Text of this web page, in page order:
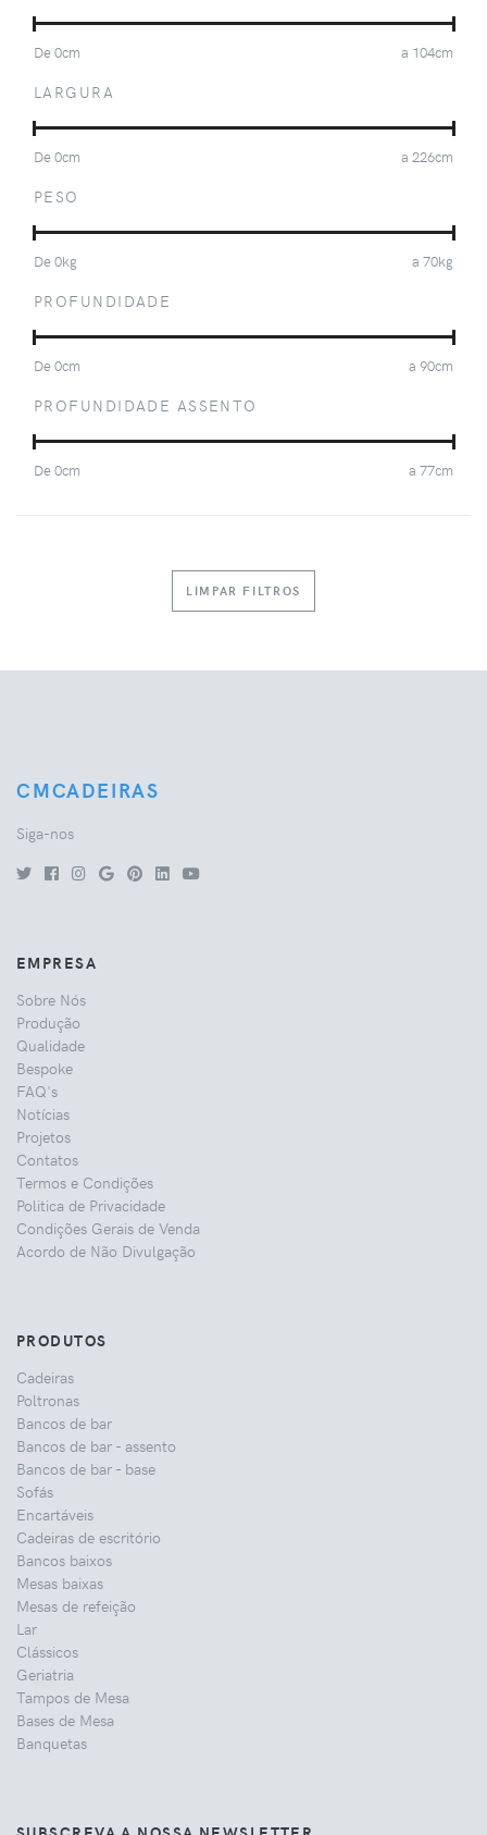
De0cm a 104cm
LARGURA
De0cm a 226cm
PESO
De0kg a 70kg
PROFUNDIDADE
De0cm a 90cm
PROFUNDIDADE ASSENTO
De0cm a 77cm
LIMPAR FILTROS
CMCADEIRAS
Siga-nos
EMPRESA
Sobre Nós
Produção
Qualidade
Bespoke
FAQ's
Notícias
Projetos
Contatos
Termos e Condições
Politica de Privacidade
Condições Gerais de Venda
Acordo de Não Divulgação
PRODUTOS
Cadeiras
Poltronas
Bancos de bar
Bancos de bar - assento
Bancos de bar - base
Sofás
Encartáveis
Cadeiras de escritório
Bancos baixos
Mesas baixas
Mesas de refeição
Lar
Clássicos
Geriatria
Tampos de Mesa
Bases de Mesa
Banquetas